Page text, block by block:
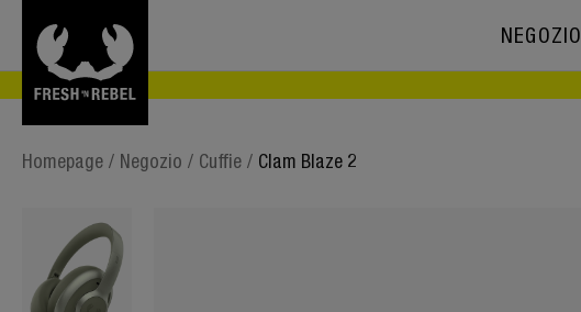
NEGOZIO
Homepage / Negozio / Cuffie / Clam Blaze 2